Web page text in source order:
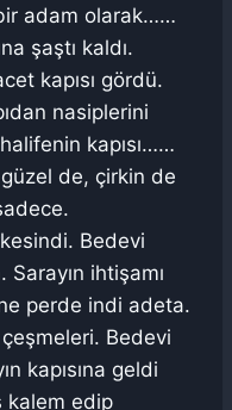
bir adam olarak……
şaştı kaldı.
kapısı gördü.
nasiplerini
kapısı……
de, çirkin de
Bedevi
Sarayın ihtişamı
perde indi adeta.
Bedevi
kapısına geldi
kalem edip